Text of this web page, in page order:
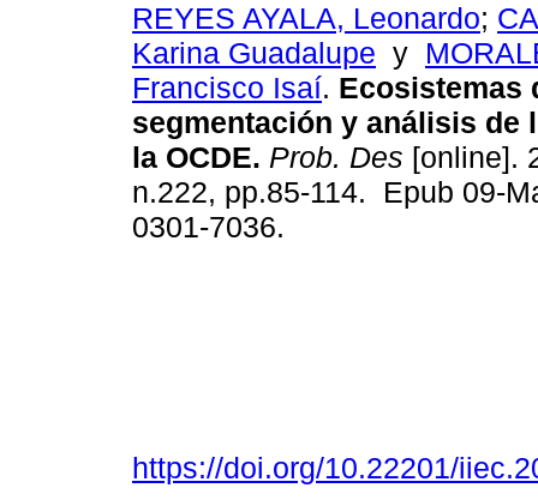
REYES AYALA, Leonardo;
Karina Guadalupe y
Francisco Isaí. Ecosistemas
segmentación y análisis de
la OCDE. Prob. Des [online].
n.222, pp.85-114. Epub 09-
0301-7036.
https://doi.org/10.22201/